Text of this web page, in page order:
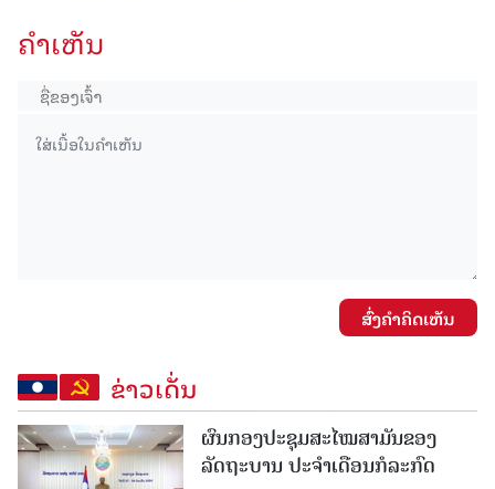
ຄໍາເຫັນ
ສົ່ງຄໍາຄິດເຫັນ
ຂ່າວເດັ່ນ
ຜົນກອງປະຊຸມສະໄໝສາມັນຂອງ
ລັດຖະບານ ປະຈຳເດືອນກໍລະກົດ